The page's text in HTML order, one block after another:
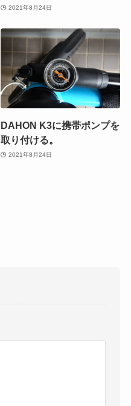
2021年8月24日
DAHON K3に携帯ポンプを
取り付ける。
2021年8月24日